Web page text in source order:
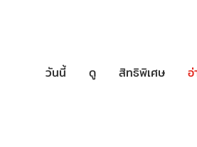
วันนี้ ดู สิทธิพิเศษ อ่